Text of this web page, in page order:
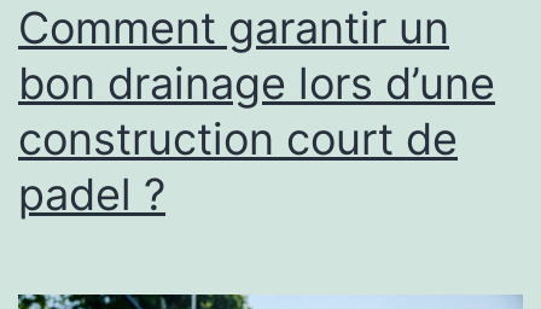
à
Toulon
Comment garantir un
bon drainage lors d’une
construction court de
padel ?